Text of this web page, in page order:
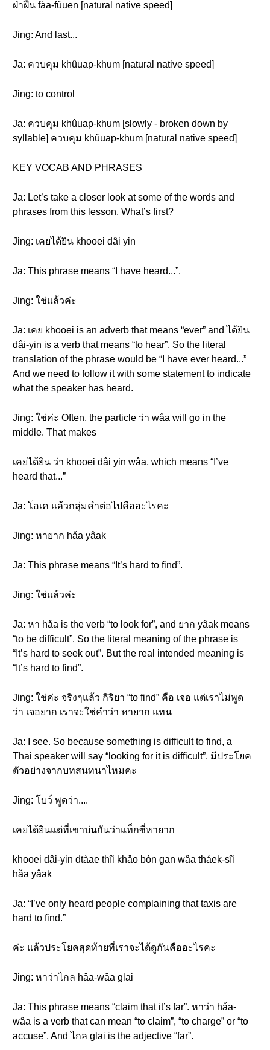
ฝ่าฝืน fàa-fǔuen [natural native speed]
Jing: And last...
Ja: ควบคุม khûuap-khum [natural native speed]
Jing: to control
Ja: ควบคุม khûuap-khum [slowly - broken down by
syllable] ควบคุม khûuap-khum [natural native speed]
KEY VOCAB AND PHRASES
Ja: Let’s take a closer look at some of the words and
phrases from this lesson. What’s first?
Jing: เคยได้ยิน khooei dâi yin
Ja: This phrase means “I have heard...”.
Jing: ใช่แล้วค่ะ
Ja: เคย khooei is an adverb that means “ever” and ได้ยิน
dâi-yin is a verb that means “to hear”. So the literal
translation of the phrase would be “I have ever heard...”
And we need to follow it with some statement to indicate
what the speaker has heard.
Jing: ใช่ค่ะ Often, the particle ว่า wâa will go in the
middle. That makes
เคยได้ยิน ว่า khooei dâi yin wâa, which means “I’ve
heard that...”
Ja: โอเค แล้วกลุ่มคำต่อไปคืออะไรคะ
Jing: หายาก hǎa yâak
Ja: This phrase means “It’s hard to find”.
Jing: ใช่แล้วค่ะ
Ja: หา hǎa is the verb “to look for”, and ยาก yâak means
“to be difficult”. So the literal meaning of the phrase is
“It’s hard to seek out”. But the real intended meaning is
“It’s hard to find”.
Jing: ใช่ค่ะ จริงๆแล้ว กิริยา “to find” คือ เจอ แต่เราไม่พูด
ว่า เจอยาก เราจะใช่คำว่า หายาก แทน
Ja: I see. So because something is difficult to find, a
Thai speaker will say “looking for it is difficult”. มีประโยค
ตัวอย่างจากบทสนทนาไหมคะ
Jing: โบว์ พูดว่า....
เคยได้ยินแต่ที่เขาบ่นกันว่าแท็กซี่หายาก
khooei dâi-yin dtàae thîi khǎo bòn gan wâa tháek-sîi
hǎa yâak
Ja: “I’ve only heard people complaining that taxis are
hard to find.”
ค่ะ แล้วประโยคสุดท้ายที่เราจะได้ดูกันคืออะไรคะ
Jing: หาว่าไกล hǎa-wâa glai
Ja: This phrase means “claim that it’s far”. หาว่า hǎa-
wâa is a verb that can mean “to claim”, “to charge” or “to
accuse”. And ไกล glai is the adjective “far”.